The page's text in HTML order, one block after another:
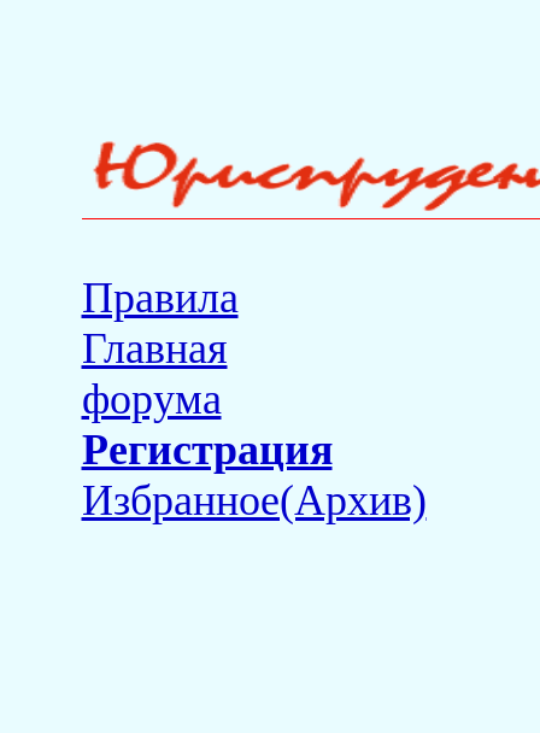
Правила
Главная
форума
Регистрация
Избранное(Архив)